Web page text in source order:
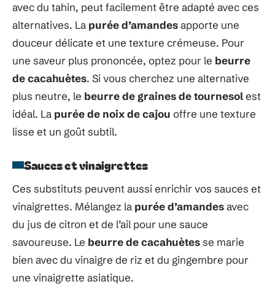
avec du tahin, peut facilement être adapté avec ces
alternatives. La purée d’amandesapporte une
douceur délicate et une texture crémeuse. Pour
une saveur plus prononcée, optez pour le beurre
de cacahuètes. Si vous cherchez une alternative
plus neutre, le beurre de graines de tournesolest
idéal. La purée de noix de cajou offre une texture
lisse et un goût subtil.
Sauces et vinaigrettes
Ces substituts peuvent aussi enrichir vos sauces et
vinaigrettes. Mélangez la purée d’amandesavec
du jus de citron et de l’ail pour une sauce
savoureuse. Le beurre de cacahuètesse marie
bien avec du vinaigre de riz et du gingembre pour
une vinaigrette asiatique.